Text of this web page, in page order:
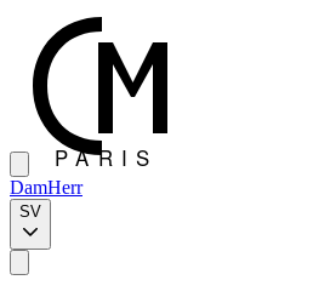
DamHerr
SV